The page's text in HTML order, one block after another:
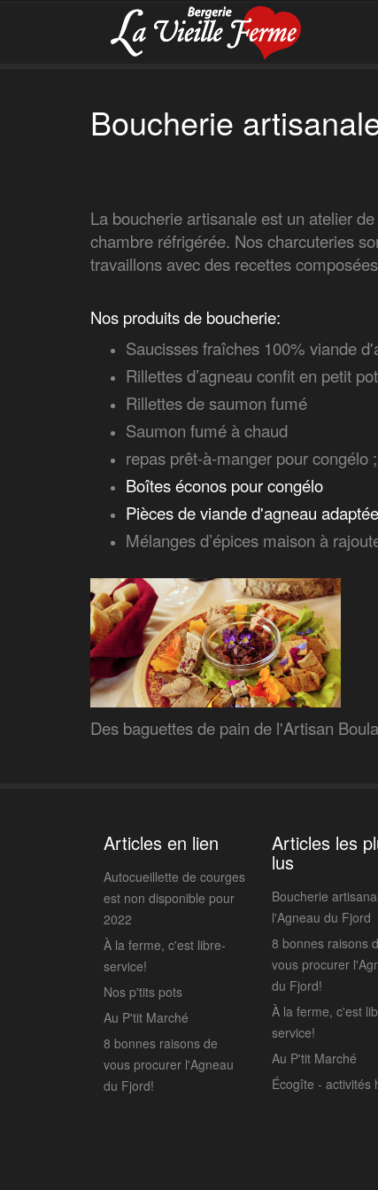
Boucherie
La boucherie artisanale est un atelier
chambre réfrigérée. Nos charcuteries
travaillons avec des recettes
Nos produits de boucherie:
Saucisses fraîches 100% viande
Rillettes d’agneau confit en petit
Rillettes de saumon fumé
Saumon fumé à chaud
repas prêt-à-manger pour
Boîtes éconos pour congélo
Pièces de viande d'agneau
Mélanges d’épices maison à
Des baguettes de pain de l'Artisan
Articles en lien
Autocueillette de courges
est non disponible pour
2022
À la ferme, c'est libre-
service!
Nos p'tits pots
Au P'tit Marché
8 bonnes raisons de
vous procurer l'Agneau
du Fjord!
Articles les
lus
Boucherie
l'Agneau du Fjord
8 bonnes raisons
vous procurer
du Fjord!
À la ferme, c'est
service!
Au P'tit Marché
Écogîte - activités